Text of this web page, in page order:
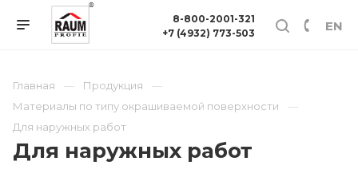
EN
8-800-2001-321
+7 (4932) 773-503
Главная
Продукция
Материалы по типу окрашиваемой поверхности
Для наружных работ
Для наружных работ